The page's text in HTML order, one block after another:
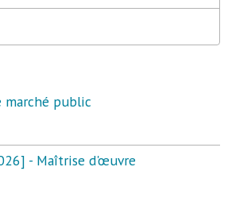
public
- Maîtrise d'œuvre